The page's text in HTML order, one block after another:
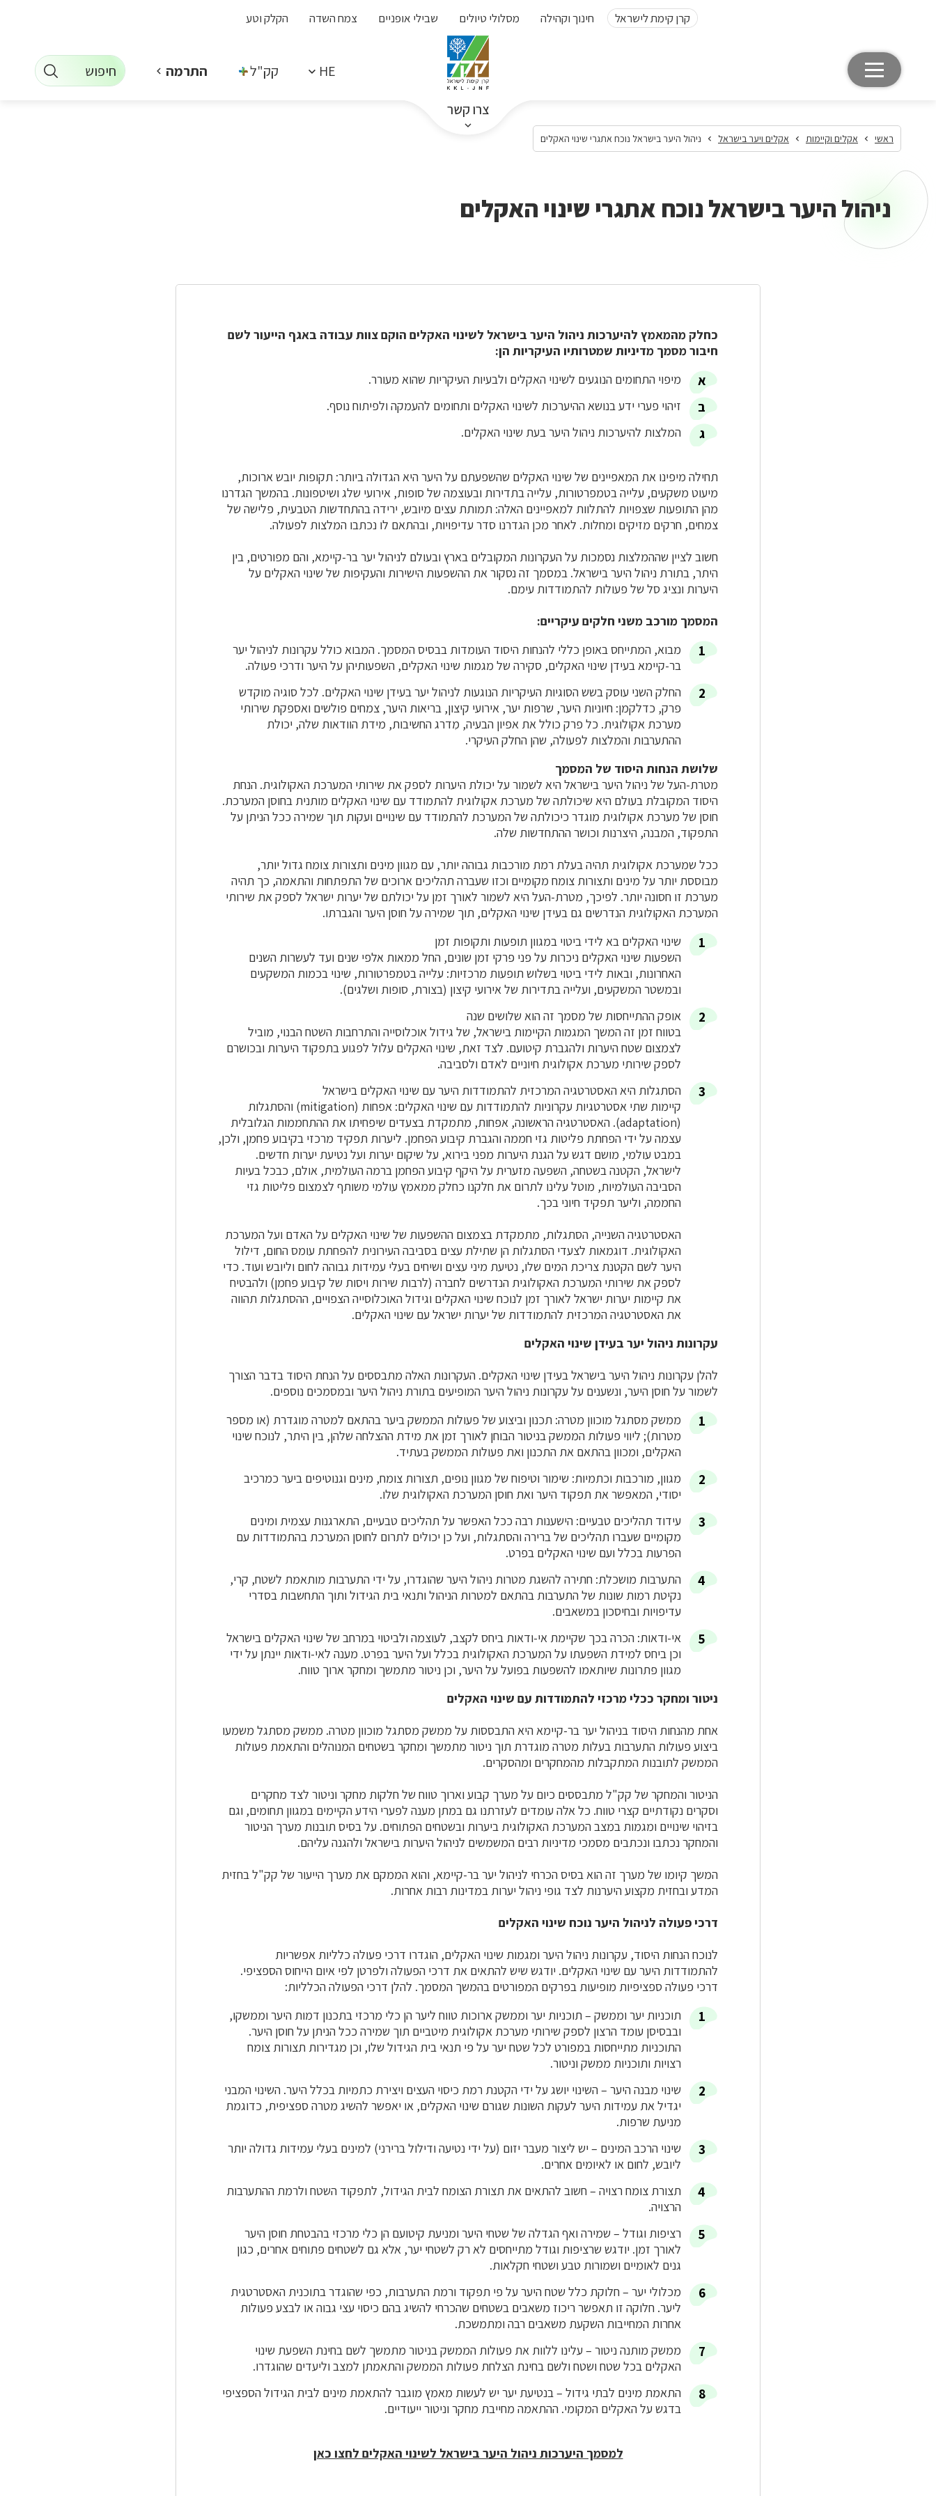
קרן קימת לישראל חינוך וקהילה מסלולי טיולים שבילי אופניים צמח השדה הקלק וטע
צרו קשר
HE קק"ל + התרמה חיפוש
ראשי אקלים וקיימות אקלים ויער בישראל ניהול היער בישראל נוכח אתגרי שינוי האקלים
ניהול היער בישראל נוכח אתגרי שינוי האקלים
כחלק מהמאמץ להיערכות ניהול היער בישראל לשינוי האקלים הוקם צוות עבודה באגף הייעור לשם
חיבור מסמך מדיניות שמטרותיו העיקריות הן:
מיפוי התחומים הנוגעים לשינוי האקלים ולבעיות העיקריות שהוא מעורר.
זיהוי פערי ידע בנושא ההיערכות לשינוי האקלים ותחומים להעמקה ולפיתוח נוסף.
המלצות להיערכות ניהול היער בעת שינוי האקלים.
תחילה מיפינו את המאפיינים של שינוי האקלים שהשפעתם על היער היא הגדולה ביותר: תקופות יובש ארוכות,
מיעוט משקעים, עלייה בטמפרטורות, עלייה בתדירות ובעוצמה של סופות, אירועי שלג ושיטפונות. בהמשך הגדרנו
מהן התופעות שצפויות להתלוות למאפיינים האלה: תמותת עצים מיובש, ירידה בהתחדשות הטבעית, פלישה של
צמחים, חרקים מזיקים ומחלות. לאחר מכן הגדרנו סדר עדיפויות, ובהתאם לו נכתבו המלצות לפעולה.
חשוב לציין שההמלצות נסמכות על העקרונות המקובלים בארץ ובעולם לניהול יער בר-קיימא, והם מפורטים, בין
היתר, בתורת ניהול היער בישראל. במסמך זה נסקור את ההשפעות הישירות והעקיפות של שינוי האקלים על
היערות ונציג סל של פעולות להתמודדות עימם.
המסמך מורכב משני חלקים עיקריים:
מבוא, המתייחס באופן כללי להנחות היסוד העומדות בבסיס המסמך. המבוא כולל עקרונות לניהול יער
בר-קיימא בעידן שינוי האקלים, סקירה של מגמות שינוי האקלים, השפעותיהן על היער ודרכי פעולה.
החלק השני עוסק בשש הסוגיות העיקריות הנוגעות לניהול יער בעידן שינוי האקלים. לכל סוגיה מוקדש
פרק, כדלקמן: חיוניות היער, שרפות יער, אירועי קיצון, בריאות היער, צמחים פולשים ואספקת שירותי
מערכת אקולוגית. כל פרק כולל את אפיון הבעיה, מִדרג החשיבות, מידת הוודאות שלה, יכולת
ההתערבות והמלצות לפעולה, שהן החלק העיקרי.
שלושת הנחות היסוד של המסמך
מטרת-העל של ניהול היער בישראל היא לשמור על יכולת היערות לספק את שירותי המערכת האקולוגית. הנחת
היסוד המקובלת בעולם היא שיכולתה של מערכת אקולוגית להתמודד עם שינוי האקלים מותנית בחוסן המערכת.
חוסן של מערכת אקולוגית מוגדר כיכולתה של המערכת להתמודד עם שינויים ועקות תוך שמירה ככל הניתן על
התפקוד, המבנה, היצרנות וכושר ההתחדשות שלה.
ככל שמערכת אקולוגית תהיה בעלת רמת מורכבות גבוהה יותר, עם מגוון מינים ותצורות צומח גדול יותר,
מבוססת יותר על מינים ותצורות צומח מקומיים וכזו שעברה תהליכים ארוכים של התפתחות והתאמה, כך תהיה
מערכת זו חסונה יותר. לפיכך, מטרת-העל היא לשמור לאורך זמן על יכולתם של יערות ישראל לספק את שירותי
המערכת האקולוגית הנדרשים גם בעידן שינוי האקלים, תוך שמירה על חוסן היער והגברתו.
שינוי האקלים בא לידי ביטוי במגוון תופעות ותקופות זמן
השפעות שינוי האקלים ניכרות על פני פרקי זמן שונים, החל ממאות אלפי שנים ועד לעשרות השנים
האחרונות, ובאות לידי ביטוי בשלוש תופעות מרכזיות: עלייה בטמפרטורות, שינוי בכמות המשקעים
ובמשטר המשקעים, ועלייה בתדירות של אירועי קיצון (בצורת, סופות ושלגים).
אופק ההתייחסות של מסמך זה הוא שלושים שנה
בטווח זמן זה המשך המגמות הקיימות בישראל, של גידול אוכלוסייה והתרחבות השטח הבנוי, מוביל
לצמצום שטח היערות ולהגברת קיטועם. לצד זאת, שינוי האקלים עלול לפגוע בתפקוד היערות ובכושרם
לספק שירותי מערכת אקולוגית חיוניים לאדם ולסביבה.
הסתגלות היא האסטרטגיה המרכזית להתמודדות היער עם שינוי האקלים בישראל
קיימות שתי אסטרטגיות עקרוניות להתמודדות עם שינוי האקלים: אפחות (mitigation) והסתגלות
(adaptation). האסטרטגיה הראשונה, אפחות, מתמקדת בצעדים שיפחיתו את ההתחממות הגלובלית
עצמה על ידי הפחתת פליטות גזי חממה והגברת קיבוע הפחמן. ליערות תפקיד מרכזי בקיבוע פחמן, ולכן,
במבט עולמי, מושם דגש על הגנת היערות מפני בירוא, על שיקום יערות ועל נטיעת יערות חדשים.
לישראל, הקטנה בשטחה, השפעה מזערית על היקף קיבוע הפחמן ברמה העולמית, אולם, כבכל בעיות
הסביבה העולמיות, מוטל עלינו לתרום את חלקנו כחלק ממאמץ עולמי משותף לצמצום פליטות גזי
החממה, וליער תפקיד חיוני בכך.
האסטרטגיה השנייה, הסתגלות, מתמקדת בצמצום ההשפעות של שינוי האקלים על האדם ועל המערכת
האקולוגית. דוגמאות לצעדי הסתגלות הן שתילת עצים בסביבה העירונית להפחתת עומס החום, דילול
היער לשם הקטנת צריכת המים שלו, נטיעת מיני עצים ושיחים בעלי עמידות גבוהה לחום וליובש ועוד. כדי
לספק את שירותי המערכת האקולוגית הנדרשים לחברה (לרבות שירות ויסות של קיבוע פחמן) ולהבטיח
את קיימות יערות ישראל לאורך זמן לנוכח שינוי האקלים וגידול האוכלוסייה הצפויים, ההסתגלות תהווה
את האסטרטגיה המרכזית להתמודדות של יערות ישראל עם שינוי האקלים.
עקרונות ניהול יער בעידן שינוי האקלים
להלן עקרונות ניהול היער בישראל בעידן שינוי האקלים. העקרונות האלה מתבססים על הנחת היסוד בדבר הצורך
לשמור על חוסן היער, ונשענים על עקרונות ניהול היער המופיעים בתורת ניהול היער ובמסמכים נוספים.
ממשק מסתגל מוכוון מטרה: תכנון וביצוע של פעולות הממשק ביער בהתאם למטרה מוגדרת (או מספר
מטרות); ליווי פעולות הממשק בניטור הבוחן לאורך זמן את מידת ההצלחה שלהן, בין היתר, לנוכח שינוי
האקלים, ומכוון בהתאם את התכנון ואת פעולות הממשק בעתיד.
מגוון, מורכבות וכתמיות: שימור וטיפוח של מגוון נופים, תצורות צומח, מינים וגנוטיפים ביער כמרכיב
יסודי, המאפשר את תפקוד היער ואת חוסן המערכת האקולוגית שלו.
עידוד תהליכים טבעיים: הישענות רבה ככל האפשר על תהליכים טבעיים, התארגנות עצמית ומינים
מקומיים שעברו תהליכים של ברירה והסתגלות, ועל כן יכולים לתרום לחוסן המערכת בהתמודדות עם
הפרעות בכלל ועם שינוי האקלים בפרט.
התערבות מושכלת: חתירה להשגת מטרות ניהול היער שהוגדרו, על ידי התערבות מותאמת לשטח, קרי,
נקיטת רמות שונות של התערבות בהתאם למטרות הניהול ותנאי בית הגידול ותוך התחשבות בסדרי
עדיפויות ובחיסכון במשאבים.
אי-ודאות: הכרה בכך שקיימת אי-ודאות ביחס לקצב, לעוצמה ולביטוי במרחב של שינוי האקלים בישראל
וכן ביחס למידת השפעתו על המערכת האקולוגית בכלל ועל היער בפרט. מענה לאי-ודאות יינתן על ידי
מגוון פתרונות שיותאמו להשפעות בפועל על היער, וכן ניטור מתמשך ומחקר ארוך טווח.
ניטור ומחקר ככלי מרכזי להתמודדות עם שינוי האקלים
אחת מהנחות היסוד בניהול יער בר-קיימא היא התבססות על ממשק מסתגל מוכוון מטרה. ממשק מסתגל משמעו
ביצוע פעולות התערבות בעלות מטרה מוגדרת תוך ניטור מתמשך ומחקר בשטחים המנוהלים והתאמת פעולות
הממשק לתובנות המתקבלות מהמחקרים ומהסקרים.
הניטור והמחקר של קק"ל מתבססים כיום על מערך קבוע וארוך טווח של חלקות מחקר וניטור לצד מחקרים
וסקרים נקודתיים קצרי טווח. כל אלה עומדים לעזרתנו גם במתן מענה לפערי הידע הקיימים במגוון תחומים, וגם
בזיהוי שינויים ומגמות במצב המערכת האקולוגית ביערות ובשטחים הפתוחים. על בסיס תובנות מערך הניטור
והמחקר נכתבו ונכתבים מסמכי מדיניות רבים המשמשים לניהול היערות בישראל ולהגנה עליהם.
המשך קיומו של מערך זה הוא בסיס הכרחי לניהול יער בר-קיימא, והוא הממקם את מערך הייעור של קק"ל בחזית
המדע ובחזית מקצוע היערנות לצד גופי ניהול יערות במדינות רבות אחרות.
דרכי פעולה לניהול היער נוכח שינוי האקלים
לנוכח הנחות היסוד, עקרונות ניהול היער ומגמות שינוי האקלים, הוגדרו דרכי פעולה כלליות אפשריות
להתמודדות היער עם שינוי האקלים. יודגש שיש להתאים את דרכי הפעולה ולפרטן לפי איום הייחוס הספציפי.
דרכי פעולה ספציפיות מופיעות בפרקים המפורטים בהמשך המסמך. להלן דרכי הפעולה הכלליות:
תוכניות יער וממשק – תוכניות יער וממשק ארוכות טווח ליער הן כלי מרכזי בתכנון דמות היער וממשקו,
ובבסיסן עומד הרצון לספק שירותי מערכת אקולוגית מיטביים תוך שמירה ככל הניתן על חוסן היער.
התוכניות מתייחסות במפורט לכל שטח יער על פי תנאי בית הגידול שלו, וכן מגדירות תצורות צומח
רצויות ותוכניות ממשק וניטור.
שינוי מבנה היער – השינוי יושג על ידי הקטנת רמת כיסוי העצים ויצירת כתמיות בכלל היער. השינוי המבני
יגדיל את עמידות היער לעקות השונות שגורם שינוי האקלים, או יאפשר להשיג מטרה ספציפית, כדוגמת
מניעת שרפות.
שינוי הרכב המינים – יש ליצור מעבר יזום (על ידי נטיעה ודילול ברירני) למינים בעלי עמידות גדולה יותר
ליובש, לחום או לאיומים אחרים.
תצורת צומח רצויה – חשוב להתאים את תצורת הצומח לבית הגידול, לתפקוד השטח ולרמת ההתערבות
הרצויה.
רציפות וגודל – שמירה ואף הגדלה של שטחי היער ומניעת קיטועם הן כלי מרכזי בהבטחת חוסן היער
לאורך זמן. יודגש שרציפות וגודל מתייחסים לא רק לשטחי יער, אלא גם לשטחים פתוחים אחרים, כגון
גנים לאומיים ושמורות טבע ושטחי חקלאות.
מכלולי יער – חלוקת כלל שטח היער על פי תפקוד ורמת התערבות, כפי שהוגדר בתוכנית האסטרטגית
ליער. חלוקה זו תאפשר ריכוז משאבים בשטחים שהכרחי להשיג בהם כיסוי עצי גבוה או לבצע פעולות
אחרות המחייבות השקעת משאבים רבה ומתמשכת.
ממשק מותנה ניטור – עלינו ללוות את פעולות הממשק בניטור מתמשך לשם בחינת השפעת שינוי
האקלים בכל שטח ושטח ולשם בחינת הצלחת פעולות הממשק והתאמתן למצב וליעדים שהוגדרו.
התאמת מינים לבתי גידול – בנטיעת יער יש לעשות מאמץ מוגבר להתאמת מינים לבית הגידול הספציפי
בדגש על האקלים המקומי. ההתאמה מחייבת מחקר וניטור ייעודיים.
למסמך היערכות ניהול היער בישראל לשינוי האקלים לחצו כאן